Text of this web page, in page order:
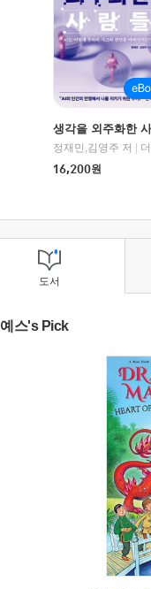
생각을 외주화한
정재민,김영주 저
16,200원
도서
예스's Pick